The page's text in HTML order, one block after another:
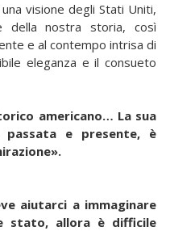
visione degli Stati Uniti,
della nostra storia, così
e al contempo intrisa di
eleganza e il consueto
americano… La sua
passata e presente, è
aiutarci a immaginare
stato, allora è difficile